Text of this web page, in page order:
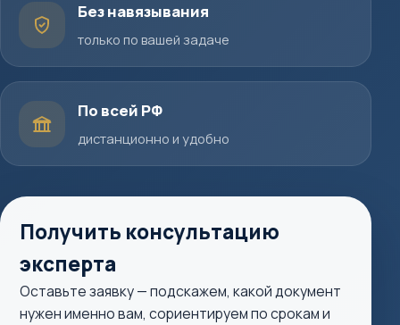
Без навязывания
только по вашей задаче
По всей РФ
дистанционно и удобно
Получить консультацию
эксперта
Оставьте заявку — подскажем, какой документ
нужен именно вам, сориентируем по срокам и